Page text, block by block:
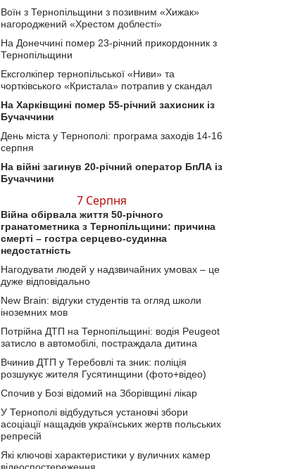
Воїн з Тернопільщини з позивним «Хижак»
нагороджений «Хрестом доблесті»
На Донеччині помер 23-річний прикордонник з
Тернопільщини
Ексголкіпер тернопільської «Ниви» та
чортківського «Кристала» потрапив у скандал
На Харківщині помер 55-річний захисник із
Бучаччини
День міста у Тернополі: програма заходів 14-16
серпня
На війні загинув 20-річний оператор БпЛА із
Бучаччини
7 Серпня
Війна обірвала життя 50-річного
гранатометника з Тернопільщини: причина
смерті – гостра серцево-судинна
недостатність
Нагодувати людей у надзвичайних умовах – це
дуже відповідально
New Brain: відгуки студентів та огляд школи
іноземних мов
Потрійна ДТП на Тернопільщині: водія Peugeot
затисло в автомобілі, постраждала дитина
Вчинив ДТП у Теребовлі та зник: поліція
розшукує жителя Гусятинщини (фото+відео)
Спочив у Бозі відомий на Зборівщині лікар
У Тернополі відбудуться установчі збори
асоціації нащадків українських жертв польських
репресій
Які ключові характеристики у вуличних камер